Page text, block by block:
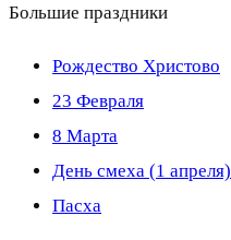
Большие праздники
Рождество Христово
23 Февраля
8 Марта
День смеха (1 апреля)
Пасха